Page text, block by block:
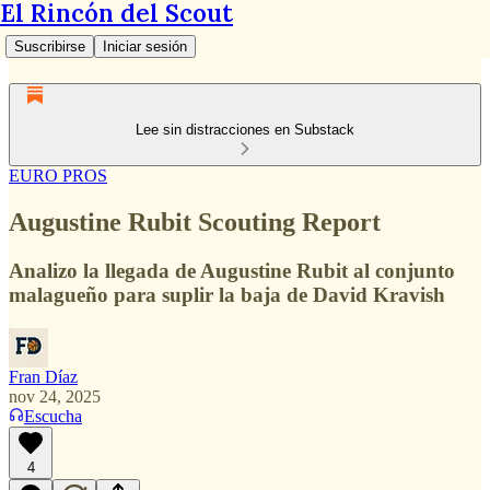
El Rincón del Scout
Suscribirse Iniciar sesión
Lee sin distracciones en Substack
EURO PROS
Augustine Rubit Scouting Report
Analizo la llegada de Augustine Rubit al conjunto
malagueño para suplir la baja de David Kravish
Fran Díaz
nov 24, 2025
Escucha
4